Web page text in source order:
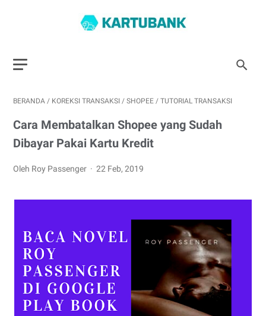
BERANDA / KOREKSI TRANSAKSI / SHOPEE / TUTORIAL TRANSAKSI
Cara Membatalkan Shopee yang Sudah
Dibayar Pakai Kartu Kredit
Oleh Roy Passenger 22 Feb, 2019